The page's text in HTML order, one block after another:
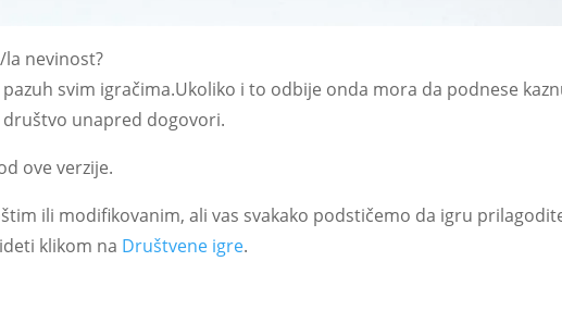
la nevinost?
svim igračima.Ukoliko i to odbije onda mora da podnese
društvo unapred dogovori.
ove verzije.
ili modifikovanim, ali vas svakako podstičemo da igru
klikom na Društvene igre.